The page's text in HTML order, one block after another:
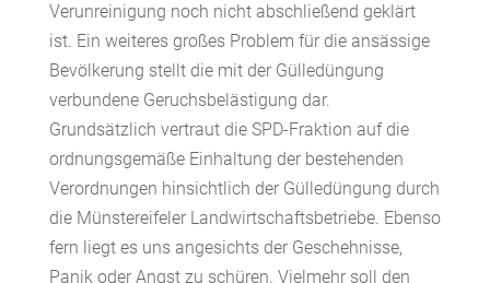
Verunreinigung noch nicht abschließend geklärt
ist. Ein weiteres großes Problem für die ansässige
Bevölkerung stellt die mit der Gülledüngung
verbundene Geruchsbelästigung dar.
Grundsätzlich vertraut die SPD-Fraktion auf die
ordnungsgemäße Einhaltung der bestehenden
Verordnungen hinsichtlich der Gülledüngung durch
die Münstereifeler Landwirtschaftsbetriebe. Ebenso
fern liegt es uns angesichts der Geschehnisse,
Panik oder Angst zu schüren. Vielmehr soll den